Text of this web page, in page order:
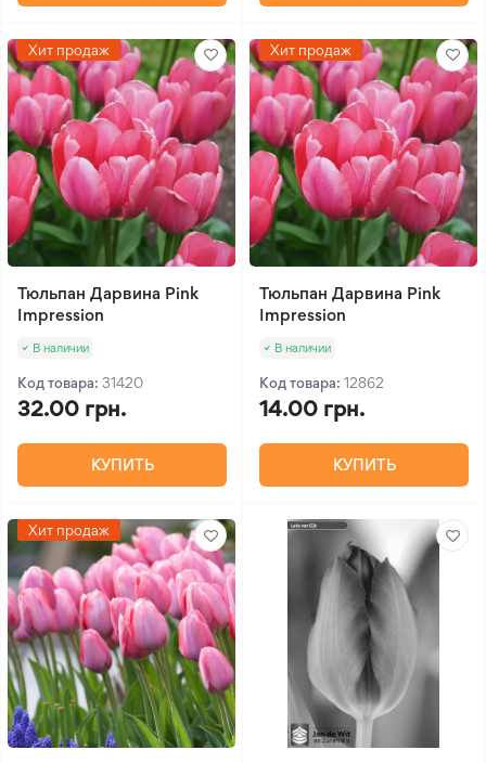
Хит продаж
Тюльпан Дарвина Pink
Impression
В наличии
Код товара: 31420
32.00 грн.
КУПИТЬ
Хит продаж
Тюльпан Дарвина Pink
Impression
В наличии
Код товара: 12862
14.00 грн.
КУПИТЬ
Хит продаж